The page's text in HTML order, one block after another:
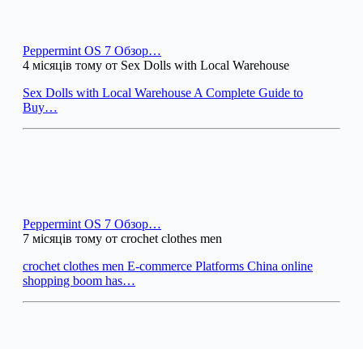
Peppermint OS 7 Обзор…
4 місяців тому от Sex Dolls with Local Warehouse
Sex Dolls with Local Warehouse A Complete Guide to
Buy…
Peppermint OS 7 Обзор…
7 місяців тому от crochet clothes men
crochet clothes men E-commerce Platforms China online
shopping boom has…